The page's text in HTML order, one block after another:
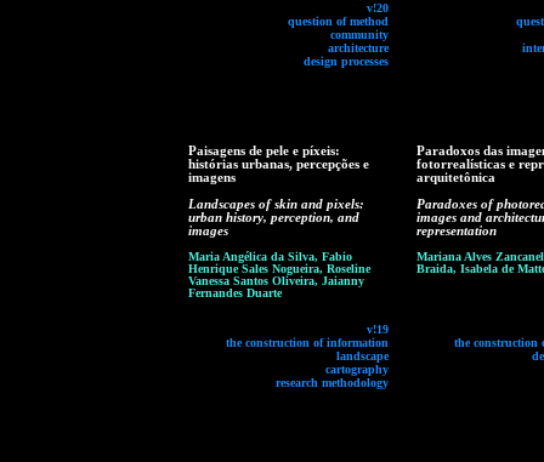
v!20
question of method
community
architecture
design processes
Paisagens de pele e píxeis:
histórias urbanas, percepções e
imagens
Landscapes of skin and pixels:
urban history, perception, and
images
Maria Angélica da Silva, Fabio
Henrique Sales Nogueira, Roseline
Vanessa Santos Oliveira, Jaianny
Fernandes Duarte
v!19
the construction of information
landscape
cartography
research methodology
Paradoxos das
fotorrealísticas e
arquitetônica
Paradoxes of
images and
representation
Mariana Alves
Braida, Isabela de
the construction